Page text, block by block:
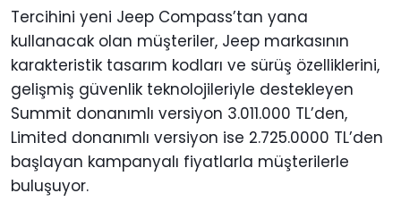
Tercihini yeni Jeep Compass’tan yana
kullanacak olan müşteriler, Jeep markasının
karakteristik tasarım kodları ve sürüş özelliklerini,
gelişmiş güvenlik teknolojileriyle destekleyen
Summit donanımlı versiyon 3.011.000 TL’den,
Limited donanımlı versiyon ise 2.725.0000 TL’den
başlayan kampanyalı fiyatlarla müşterilerle
buluşuyor.